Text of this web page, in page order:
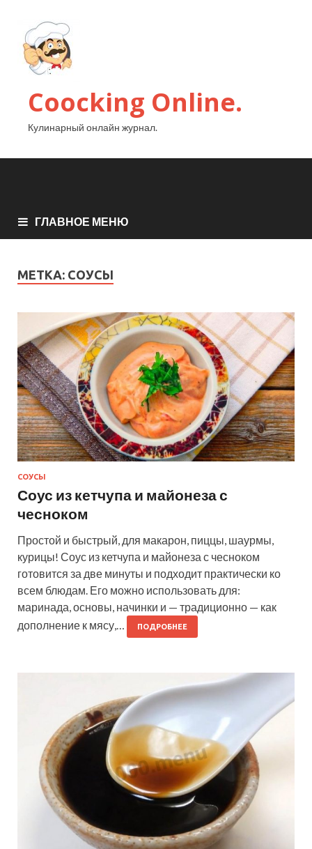
Coocking Online.
Кулинарный онлайн журнал.
ГЛАВНОЕ МЕНЮ
МЕТКА: СОУСЫ
СОУСЫ
Соус из кетчупа и майонеза с
чесноком
Простой и быстрый, для макарон, пиццы, шаурмы,
курицы! Соус из кетчупа и майонеза с чесноком
готовится за две минуты и подходит практически ко
всем блюдам. Его можно использовать для:
маринада, основы, начинки и — традиционно — как
дополнение к мясу,…
ПОДРОБНЕЕ